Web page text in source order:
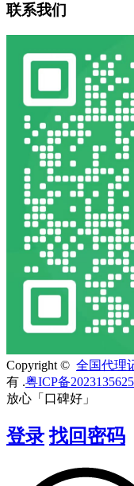
联系我们
Copyright © 全国代理
有 .粤ICP备
放心「口碑好」
登录 找回密码